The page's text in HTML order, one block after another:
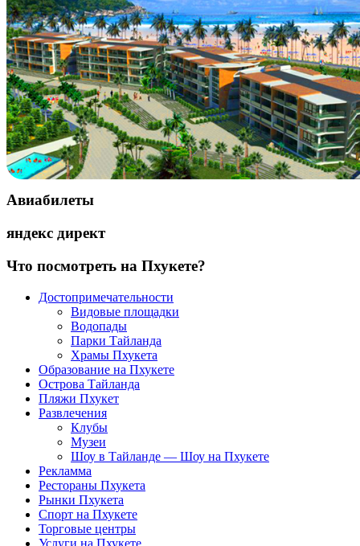
Авиабилеты
яндекс директ
Что посмотреть на Пхукете?
Достопримечательности
Видовые площадки
Водопады
Парки Тайланда
Храмы Пхукета
Образование на Пхукете
Острова Тайланда
Пляжи Пхукет
Развлечения
Клубы
Музеи
Шоу в Тайланде — Шоу на Пхукете
Рекламма
Рестораны Пхукета
Рынки Пхукета
Спорт на Пхукете
Торговые центры
Услуги на Пхукете